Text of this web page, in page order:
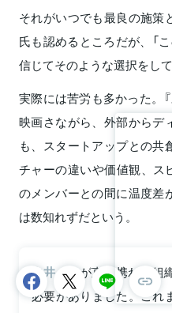
それがいつでも最良の施策
氏も認めるところだが、「
信じてそのような選択をし
実際には苦労も多かった。
映画さながら、外部からデ
も、スタートアップとの共
チャーの違いや価値観、ス
のメンバーとの間に温度差
は数知れずだという。
白井
私が直接携わる組
必要がありました。これ